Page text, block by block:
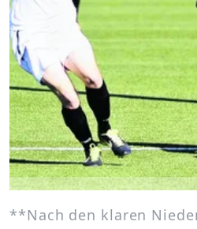
**Nach den klaren